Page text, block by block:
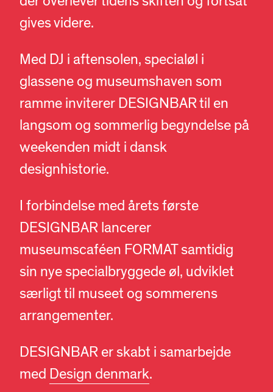
gives videre.
Med DJ i aftensolen, specialøl i
glassene og museumshaven som
ramme inviterer DESIGNBAR til en
langsom og sommerlig begyndelse på
weekenden midt i dansk
designhistorie.
I forbindelse med årets første
DESIGNBAR lancerer
museumscaféen FORMAT samtidig
sin nye specialbryggede øl, udviklet
særligt til museet og sommerens
arrangementer.
DESIGNBAR er skabt i samarbejde
med Design denmark.